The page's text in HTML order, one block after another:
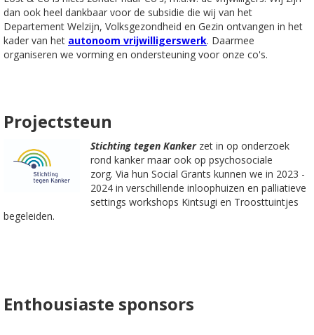
dan ook heel dankbaar voor de subsidie die wij van het
Departement Welzijn, Volksgezondheid en Gezin ontvangen in het
kader van het autonoom vrijwilligerswerk. Daarmee
organiseren we vorming en ondersteuning voor onze co's.
Projectsteun
Stichting tegen Kankerzet in op onderzoek
rond kanker maar ook op psychosociale
zorg. Via hun Social Grants kunnen we in 2023 -
2024 in verschillende inloophuizen en palliatieve
settings workshops Kintsugi en Troosttuintjes
begeleiden.
Enthousiaste sponsors